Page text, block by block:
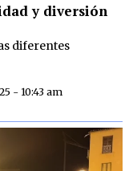
y diversión
diferentes
- 10:43 am